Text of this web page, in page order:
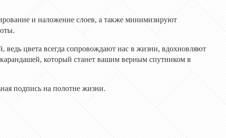
и наложение слоев, а также минимизируют
ведь цвета всегда сопровождают нас в жизни, вдохновляют
который станет вашим верным спутником в
подпись на полотне жизни.